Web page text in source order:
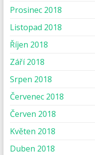
Prosinec 2018
Listopad 2018
Říjen 2018
Září 2018
Srpen 2018
Červenec 2018
Červen 2018
Květen 2018
Duben 2018